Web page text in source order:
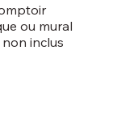
ou mural
inclus